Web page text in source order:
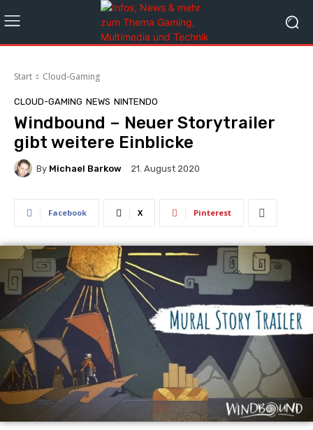
Start Cloud-Gaming
CLOUD-GAMING NEWS NINTENDO
Windbound – Neuer Storytrailer
gibt weitere Einblicke
By Michael Barkow 21. August 2020
Facebook X Pinterest